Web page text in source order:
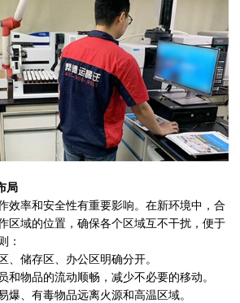
局
效率和安全性有重要影响。在新环境中，合
区域的位置，确保各个区域互不干扰，便于
：
、储存区、办公区明确分开。
和物品的流动顺畅，减少不必要的移动。
爆、有毒物品远离火源和高温区域。